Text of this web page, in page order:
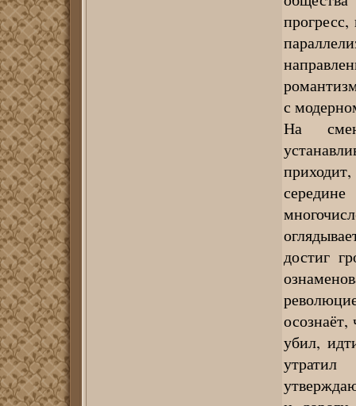
с
На
достиг
убил,
утратил